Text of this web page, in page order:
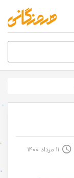
۱۱ مرداد ۱۴۰۰